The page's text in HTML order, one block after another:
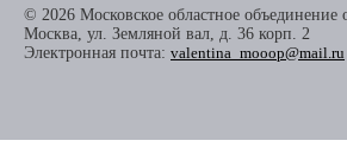
© 2026 Московское областное объединение
Москва, ул. Земляной вал, д. 36 корп. 2
Электронная почта: valentina_mooop@mail.ru